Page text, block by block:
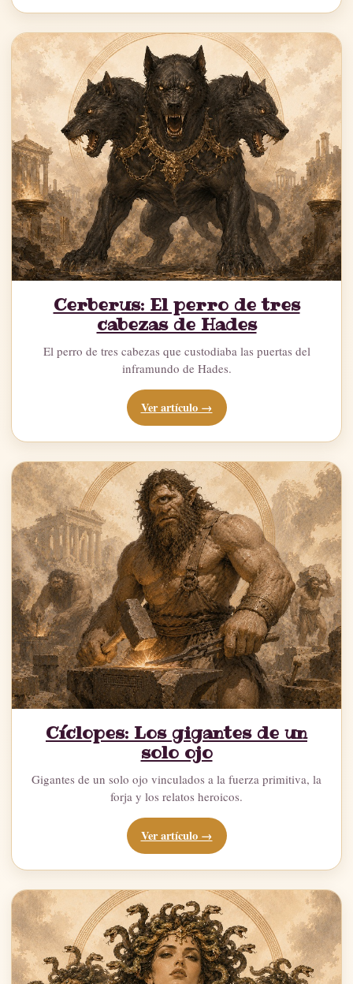
Cerberus: El perro de tres
cabezas de Hades
El perro de tres cabezas que custodiaba las puertas del
inframundo de Hades.
Ver artículo →
Cíclopes: Los gigantes de un
solo ojo
Gigantes de un solo ojo vinculados a la fuerza primitiva, la
forja y los relatos heroicos.
Ver artículo →